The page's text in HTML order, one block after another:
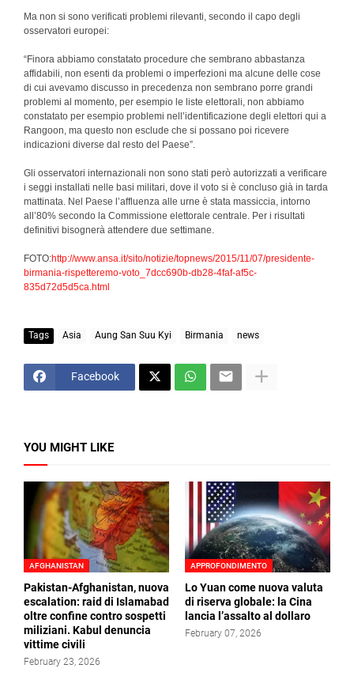
Ma non si sono verificati problemi rilevanti, secondo il capo degli
osservatori europei:
“Finora abbiamo constatato procedure che sembrano abbastanza
affidabili, non esenti da problemi o imperfezioni ma alcune delle cose
di cui avevamo discusso in precedenza non sembrano porre grandi
problemi al momento, per esempio le liste elettorali, non abbiamo
constatato per esempio problemi nell’identificazione degli elettori qui a
Rangoon, ma questo non esclude che si possano poi ricevere
indicazioni diverse dal resto del Paese”.
Gli osservatori internazionali non sono stati però autorizzati a verificare
i seggi installati nelle basi militari, dove il voto si è concluso già in tarda
mattinata. Nel Paese l’affluenza alle urne è stata massiccia, intorno
all’80% secondo la Commissione elettorale centrale. Per i risultati
definitivi bisognerà attendere due settimane.
FOTO:http://www.ansa.it/sito/notizie/topnews/2015/11/07/presidente-
birmania-rispetteremo-voto_7dcc690b-db28-4faf-af5c-
835d72d5d5ca.html
Tags Asia Aung San Suu Kyi Birmania news
Facebook
YOU MIGHT LIKE
AFGHANISTAN
Pakistan-Afghanistan, nuova
escalation: raid di Islamabad
oltre confine contro sospetti
miliziani. Kabul denuncia
vittime civili
February 23, 2026
APPROFONDIMENTO
Lo Yuan come nuova valuta
di riserva globale: la Cina
lancia l’assalto al dollaro
February 07, 2026